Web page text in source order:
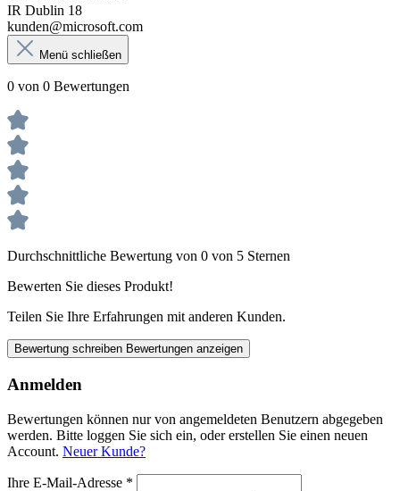
IR Dublin 18
kunden@microsoft.com
Menü schließen
0 von 0 Bewertungen
Durchschnittliche Bewertung von 0 von 5 Sternen
Bewerten Sie dieses Produkt!
Teilen Sie Ihre Erfahrungen mit anderen Kunden.
Bewertung schreiben Bewertungen anzeigen
Anmelden
Bewertungen können nur von angemeldeten Benutzern abgegeben
werden. Bitte loggen Sie sich ein, oder erstellen Sie einen neuen
Account. Neuer Kunde?
Ihre E-Mail-Adresse *